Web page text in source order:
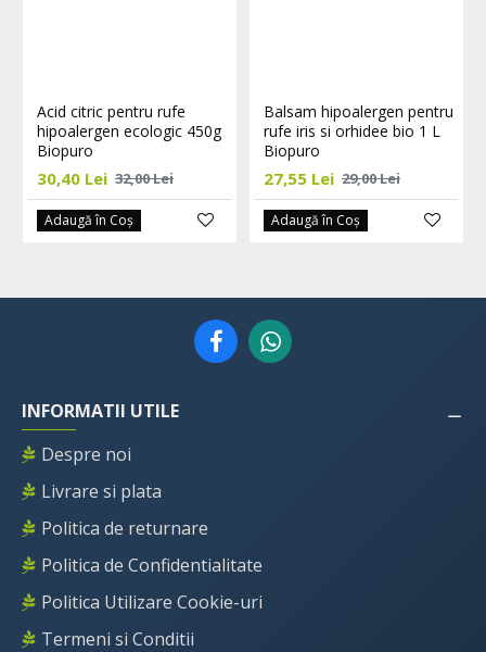
Acid citric pentru rufe
hipoalergen ecologic 450g
Biopuro
30,40 Lei 32,00 Lei
Adaugă în Coş
Balsam hipoalergen pentru
rufe iris si orhidee bio 1 L
Biopuro
27,55 Lei 29,00 Lei
Adaugă în Coş
INFORMATII UTILE
Despre noi
Livrare si plata
Politica de returnare
Politica de Confidentialitate
Politica Utilizare Cookie-uri
Termeni si Conditii